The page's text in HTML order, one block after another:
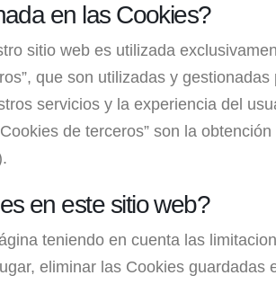
en las Cookies?
sitio web es utilizada
que son utilizadas y
servicios y la experiencia del
de terceros” son la
en este sitio web?
teniendo en cuenta las
eliminar las Cookies guardadas